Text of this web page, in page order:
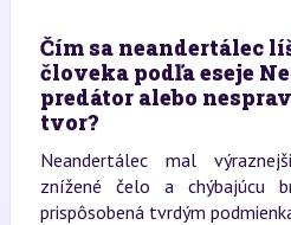
Čím sa neandertálec
človeka podľa eseje
predátor alebo
tvor?
Neandertálec mal
znížené čelo a chýbajúcu
prispôsobená tvrdým